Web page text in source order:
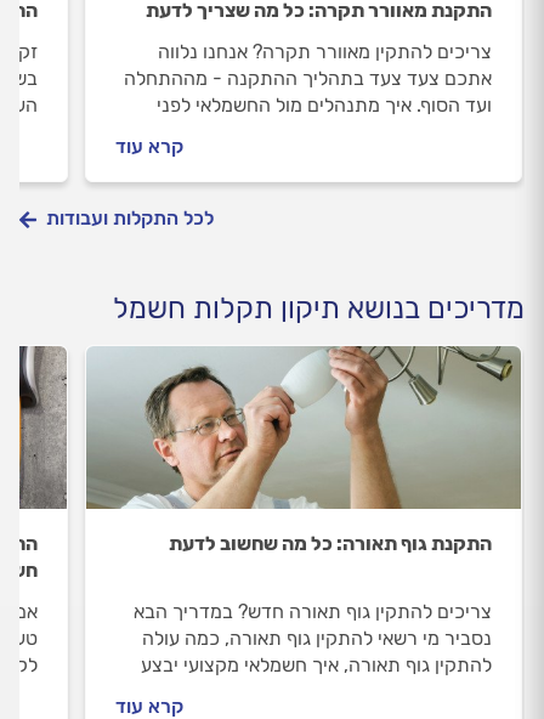
התקנת מאוורר תקרה: כל מה שצריך לדעת
צריכים להתקין מאוורר תקרה? אנחנו נלווה
אתכם צעד צעד בתהליך ההתקנה - מההתחלה
ועד הסוף. איך מתנהלים מול החשמלאי לפני
קרא עוד
לכל התקלות ועבודות
מדריכים בנושא תיקון תקלות חשמל
התקנת גוף תאורה: כל מה שחשוב לדעת
צריכים להתקין גוף תאורה חדש? במדריך הבא
נסביר מי רשאי להתקין גוף תאורה, כמה עולה
להתקין גוף תאורה, איך חשמלאי מקצועי יבצע
קרא עוד
אם